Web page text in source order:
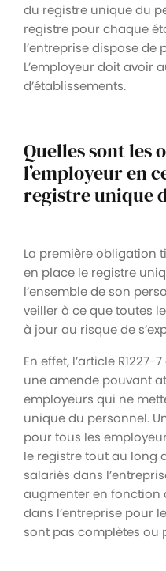
du registre unique du
registre pour chaque
l’entreprise dispose de
L’employeur doit avoir
d’établissements.
Quelles sont les
l’employeur en
registre unique
La première obligation
en place le registre
l’ensemble de son
veiller à ce que toutes
à jour au risque de
En effet, l’article
une amende pouvant
employeurs qui ne
unique du personnel.
pour tous les
le registre tout au long
salariés dans
augmenter en fonction
dans l’entreprise pour
sont pas complètes ou